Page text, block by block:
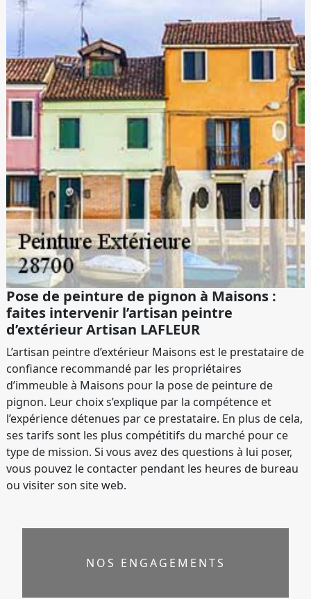
Pose de peinture de pignon à Maisons :
faites intervenir l’artisan peintre
d’extérieur Artisan LAFLEUR
L’artisan peintre d’extérieur Maisons est le prestataire de
confiance recommandé par les propriétaires
d’immeuble à Maisons pour la pose de peinture de
pignon. Leur choix s’explique par la compétence et
l’expérience détenues par ce prestataire. En plus de cela,
ses tarifs sont les plus compétitifs du marché pour ce
type de mission. Si vous avez des questions à lui poser,
vous pouvez le contacter pendant les heures de bureau
ou visiter son site web.
NOS ENGAGEMENTS